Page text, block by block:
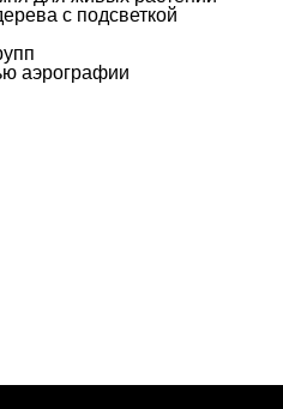
с подсветкой
аэрографии